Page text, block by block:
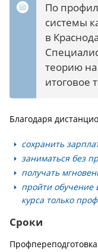
По
системы
в
теорию
итоговое
Благодаря
сохранить
заниматься без
получать
пройти
курса только
Сроки